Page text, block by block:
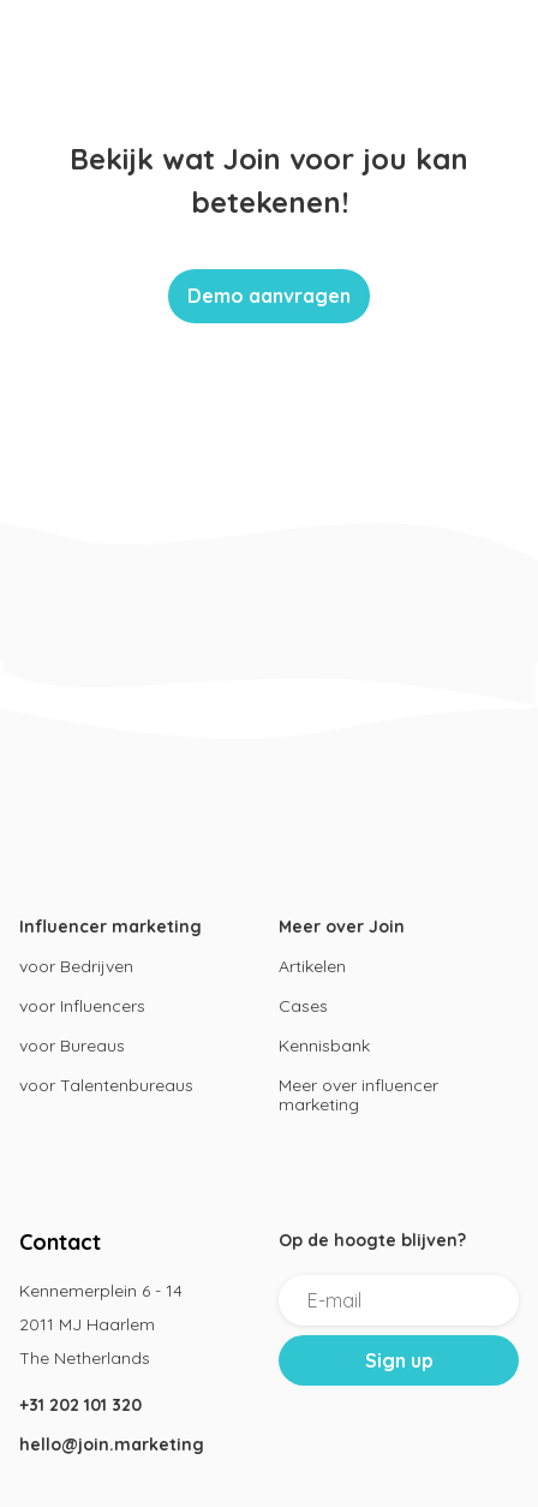
Bekijk wat Join voor jou kan
betekenen!
Demo aanvragen
Influencer marketing
voor Bedrijven
voor Influencers
voor Bureaus
voor Talentenbureaus
Meer over Join
Artikelen
Cases
Kennisbank
Meer over influencer
marketing
Contact
Kennemerplein 6 - 14
2011 MJ Haarlem
The Netherlands
+31 202 101 320
hello@join.marketing
Op de hoogte blijven?